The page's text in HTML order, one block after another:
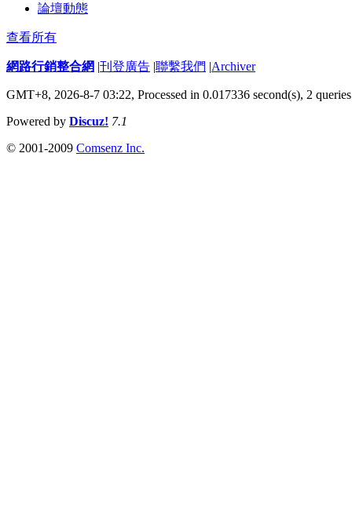
論壇動態
查看所有
網路行銷整合網 |刊登廣告 |聯繫我們 |Archiver
GMT+8, 2026-8-7 03:22, Processed in 0.017336 second(s), 2 queries
Powered by Discuz! 7.1
© 2001-2009 Comsenz Inc.